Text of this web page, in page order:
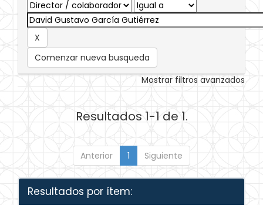
Comenzar nueva busqueda
Mostrar filtros avanzados
Resultados 1-1 de 1.
Anterior 1 Siguiente
Resultados por ítem: